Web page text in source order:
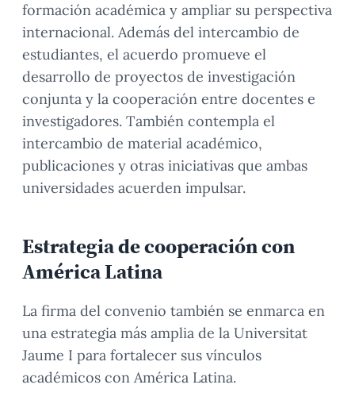
formación académica y ampliar su perspectiva
internacional. Además del intercambio de
estudiantes, el acuerdo promueve el
desarrollo de proyectos de investigación
conjunta y la cooperación entre docentes e
investigadores. También contempla el
intercambio de material académico,
publicaciones y otras iniciativas que ambas
universidades acuerden impulsar.
Estrategia de cooperación con
América Latina
La firma del convenio también se enmarca en
una estrategia más amplia de la Universitat
Jaume I para fortalecer sus vínculos
académicos con América Latina.